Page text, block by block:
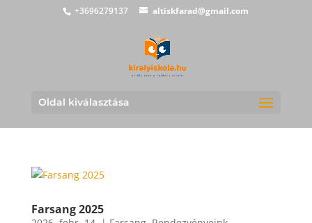
+3696279137 altiskfarad@gmail.com
Oldal kiválasztása
Farsang 2025